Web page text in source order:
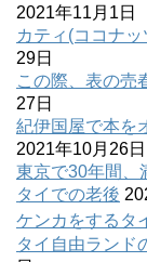
2021年11月1日
カティ(ココナ
29日
この際、表の売
27日
紀伊国屋で本を
2021年10月26日
東京で30年間、
タイでの老後
ケンカをするタ
タイ自由ランド